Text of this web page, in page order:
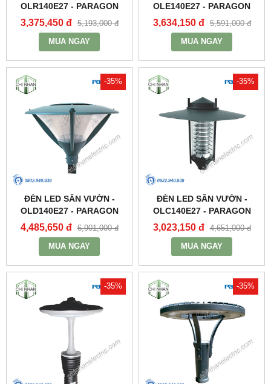
OLR140E27 - PARAGON
3,375,450 đ 5,193,000 đ
MUA NGAY
OLE140E27 - PARAGON
3,634,150 đ 5,591,000 đ
MUA NGAY
-35%
ĐÈN LED SÂN VƯỜN -
OLD140E27 - PARAGON
4,485,650 đ 6,901,000 đ
MUA NGAY
-35%
ĐÈN LED SÂN VƯỜN -
OLC140E27 - PARAGON
3,023,150 đ 4,651,000 đ
MUA NGAY
-35% -35%